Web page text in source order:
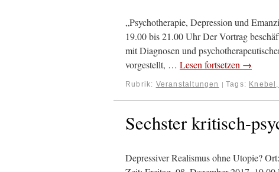
„Psychotherapie, Depression und
19.00 bis 21.00 Uhr Der Vortrag
mit Diagnosen und
vorgestellt, … Lesen fortsetzen →
Rubrik: Veranstaltungen | Tags:
Sechster kritisch-
Depressiver Realismus ohne Utopie?